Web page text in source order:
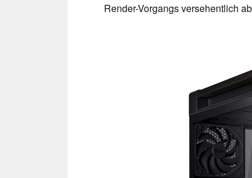
Render-Vorgangs versehentlich